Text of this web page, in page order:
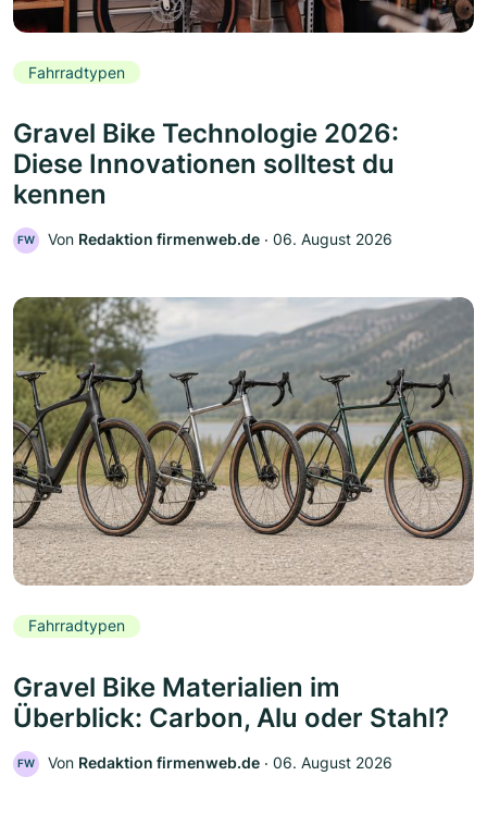
Fahrradtypen
Gravel Bike Technologie 2026:
Diese Innovationen solltest du
kennen
FW Von Redaktion firmenweb.de ‧ 06. August 2026
Fahrradtypen
Gravel Bike Materialien im
Überblick: Carbon, Alu oder Stahl?
FW Von Redaktion firmenweb.de ‧ 06. August 2026